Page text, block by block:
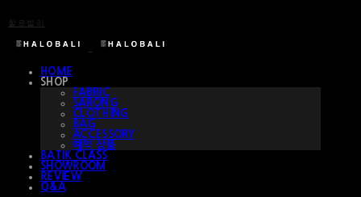
할로발리
HOME
SHOP
FABRIC
SARONG
CLOTHING
BAG
ACCESSORY
예약 상품
BATIK CLASS
SHOWROOM
REVIEW
Q&A